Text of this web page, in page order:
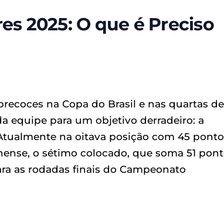
2025: O que é Preciso
na Copa do Brasil e nas quartas de
equipe para um objetivo derradeiro: a
na oitava posição com 45
o sétimo colocado, que soma 51
as rodadas finais do Campeonato